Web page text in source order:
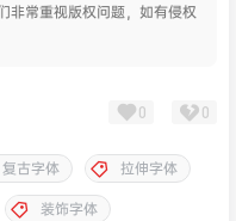
非常重视版权问题，如有侵权
0 0
复古字体
拉伸字体
装饰字体